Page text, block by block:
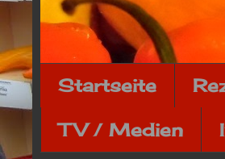
Startseite
TV / Medien